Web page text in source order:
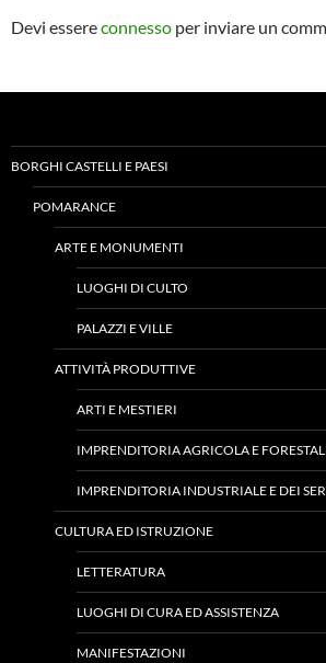
Devi essereconnesso per inviare un
BORGHI CASTELLI E PAESI
POMARANCE
ARTE E MONUMENTI
LUOGHI DI CULTO
PALAZZI E VILLE
ATTIVITÀ PRODUTTIVE
ARTI E MESTIERI
IMPRENDITORIA AGRICOLA E
IMPRENDITORIA INDUSTRIALE E DEI
CULTURA ED ISTRUZIONE
LETTERATURA
LUOGHI DI CURA ED ASSISTENZA
MANIFESTAZIONI